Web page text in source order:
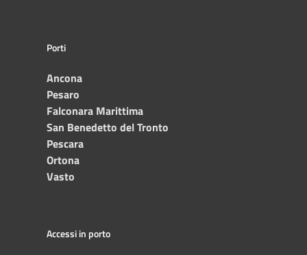
Porti
Ancona
Pesaro
Falconara Marittima
San Benedetto del Tronto
Pescara
Ortona
Vasto
Accessi in porto